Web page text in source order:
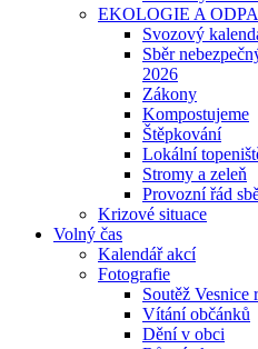
EKOLOGIE A
Svozový
Sběr
2026
Zákony
Kompostujeme
Štěpkování
Lokální
Stromy a zeleň
Provozní řád
Krizové situace
Volný čas
Kalendář akcí
Fotografie
Soutěž Vesnice
Vítání občánků
Dění v obci